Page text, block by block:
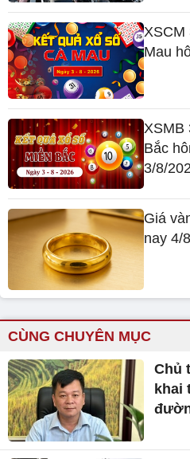
XSCM
Mau
XSMB
Bắc
3/8/
Giá
nay 4/
CÙNG CHUYÊN MỤC
Chủ
khai